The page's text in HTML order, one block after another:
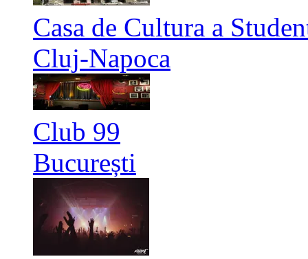
Casa de Cultura a
Cluj-Napoca
Club 99
București